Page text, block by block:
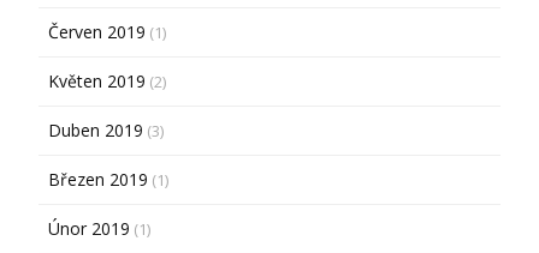
Červen 2019 (1)
Květen 2019 (2)
Duben 2019 (3)
Březen 2019 (1)
Únor 2019 (1)